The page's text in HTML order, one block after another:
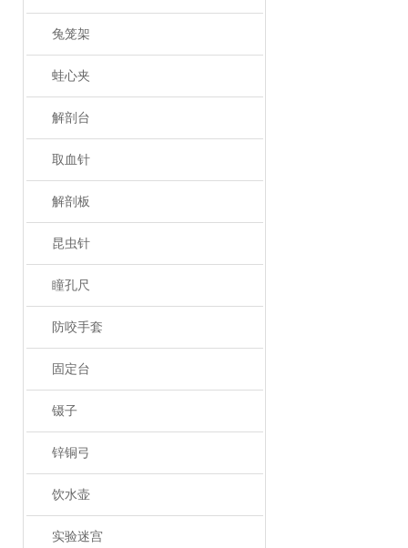
兔笼架
蛙心夹
解剖台
取血针
解剖板
昆虫针
瞳孔尺
防咬手套
固定台
镊子
锌铜弓
饮水壶
实验迷宫